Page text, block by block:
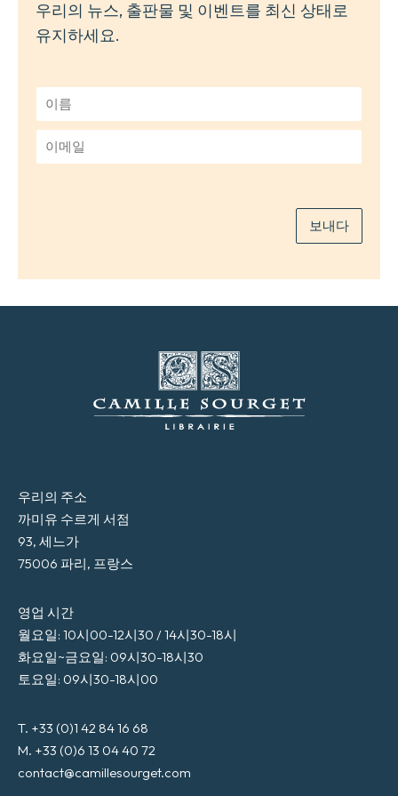
우리의 뉴스, 출판물 및 이벤트를 최신 상태로
유지하세요.
름
*
메
보내다
우리의 주소
까미유 수르게 서점
93, 세느가
75006 파리, 프랑스
영업 시간
월요일: 10시00-12시30 / 14시30-18시
화요일~금요일: 09시30-18시30
토요일: 09시30-18시00
T. +33 (0)1 42 84 16 68
M. +33 (0)6 13 04 40 72
contact@camillesourget.com